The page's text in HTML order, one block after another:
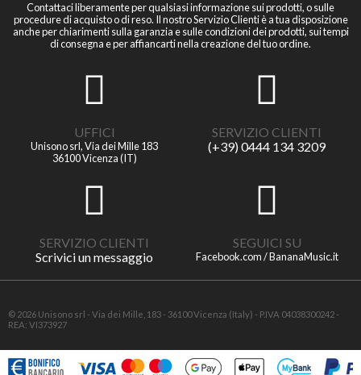
Contattaci liberamente per qualsiasi informazione sui prodotti, o sulle
procedure di acquisto o di reso. Il nostro Servizio Clienti è a tua disposizione
anche per chiarimenti sulla garanzia e sulle condizioni dei prodotti, sui tempi
di consegna e per affiancarti nella creazione del tuo ordine.
UFFICI
Unisono srl, Via dei Mille 183
36100 Vicenza (IT)
SERVIZIO CLIENTI
(+39) 0444 134 3209
SERVIZIO CLIENTI
Scrivici un messaggio
SEGUICI SU
Facebook.com / BananaMusic.it
© 2026 Unisono srl - Via dei Mille, 183 - 36100 Vicenza (Italy) - P.IVA 04038300242 -
REA: VI373927